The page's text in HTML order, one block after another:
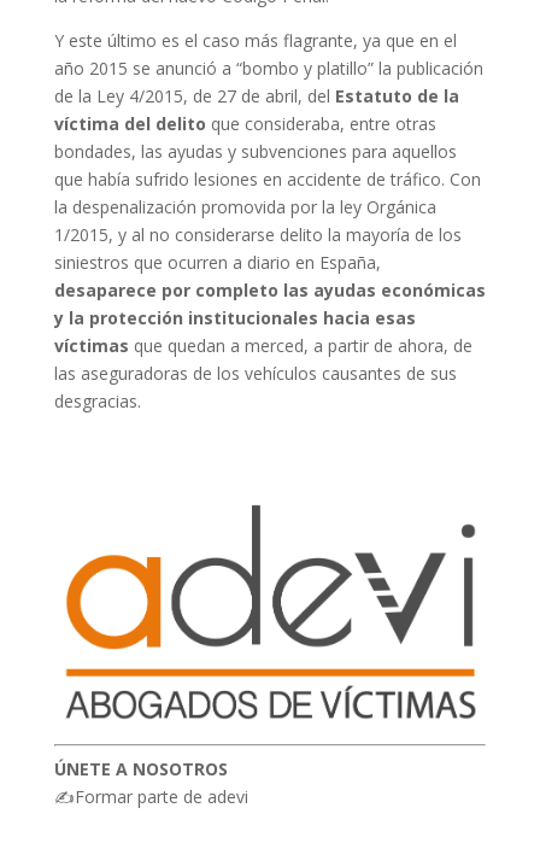
Y este último es el caso más flagrante, ya que en el
año 2015 se anunció a “bombo y platillo” la publicación
de la Ley 4/2015, de 27 de abril, del Estatuto de la
víctima del delito que consideraba, entre otras
bondades, las ayudas y subvenciones para aquellos
que había sufrido lesiones en accidente de tráfico. Con
la despenalización promovida por la ley Orgánica
1/2015, y al no considerarse delito la mayoría de los
siniestros que ocurren a diario en España,
desaparece por completo las ayudas económicas
y la protección institucionales hacia esas
víctimas que quedan a merced, a partir de ahora, de
las aseguradoras de los vehículos causantes de sus
desgracias.
ÚNETE A NOSOTROS
✍Formar parte de adevi